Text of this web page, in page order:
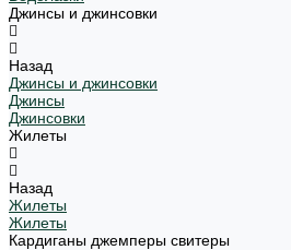
Джинсы и джинсовки
Назад
Джинсы и джинсовки
Джинсы
Джинсовки
Жилеты
Назад
Жилеты
Жилеты
Кардиганы джемперы свитеры